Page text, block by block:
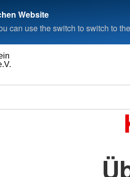
Website
can use the switch to switch to